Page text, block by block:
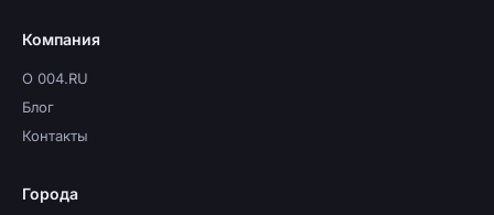
Компания
О 004.RU
Блог
Контакты
Города